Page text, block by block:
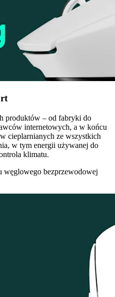
produktów – od fabryki do
internetowych, a w końcu
cieplarnianych ze wszystkich
w tym energii używanej do
klimatu.
węglowego bezprzewodowej